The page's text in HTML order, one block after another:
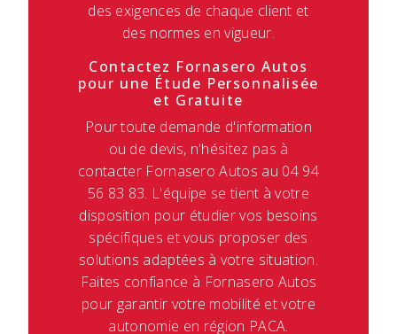
des exigences de chaque client et
des normes en vigueur.
Contactez Fornasero Autos
pour une Étude Personnalisée
et Gratuite
Pour toute demande d'information
ou de devis, n'hésitez pas à
contacter Fornasero Autos au 04 94
56 83 83. L'équipe se tient à votre
disposition pour étudier vos besoins
spécifiques et vous proposer des
solutions adaptées à votre situation.
Faites confiance à Fornasero Autos
pour garantir votre mobilité et votre
autonomie en région PACA.